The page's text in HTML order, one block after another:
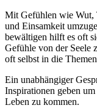
Mit Gefühlen wie Wut,
und Einsamkeit
bewältigen hilft es oft
Gefühle von der Seele
oft selbst in die
Ein unabhängiger
Inspirationen geben
Leben zu kommen.